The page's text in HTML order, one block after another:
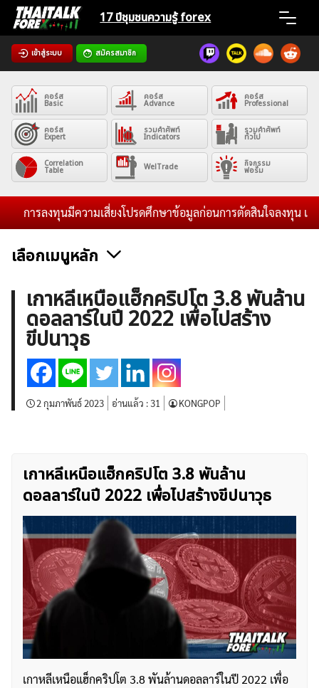
Skip
content
17 ปีชุมชนความรู้ forex
เข้าสู่ระบบ สมัครสมาชิก
Home
News
Articles
VPS Register
ค้นหา
สำหรับ:
คอร์ส
Basic
คอร์ส
Advance
คอร์ส
Professional
คอร์ส
Expert
รวมคำศัพท์
Indicators
รวมคำศัพท์
ทั่วไป
Correlation
Table WelTrade กิจกรรม
ฟอรั่ม
การลงทุนมีความเสี่ยงโปรดศึกษาข้อมูลก่อนการตัดสินใจลงทุน และ
เลือกเมนูหลัก
ข่าวฟอเร็กซ์และสกุลเงิน คริปโตเคอร์เรนซี
ฟรีซิกแนล รายวัน
บทวิเคราะห์
เศรษฐกิจทั่วไป ดัชนี-หุ้น
พันธบัตร
สินค้าโภคภัณฑ์
กองทุน Forex
ฟรี EA
เกาหลีเหนือแฮ็กคริปโต 3.8 พันล้าน
ดอลลาร์ในปี 2022 เพื่อไปสร้าง
ขีปนาวุธ
2 กุมภาพันธ์ 2023 อ่านแล้ว :31 KONGPOP
เกาหลีเหนือแฮ็กคริปโต 3.8 พันล้าน
ดอลลาร์ในปี 2022 เพื่อไปสร้างขีปนาวุธ
เกาหลีเหนือแฮ็กคริปโต 3.8 พันล้านดอลลาร์ในปี 2022 เพื่อ